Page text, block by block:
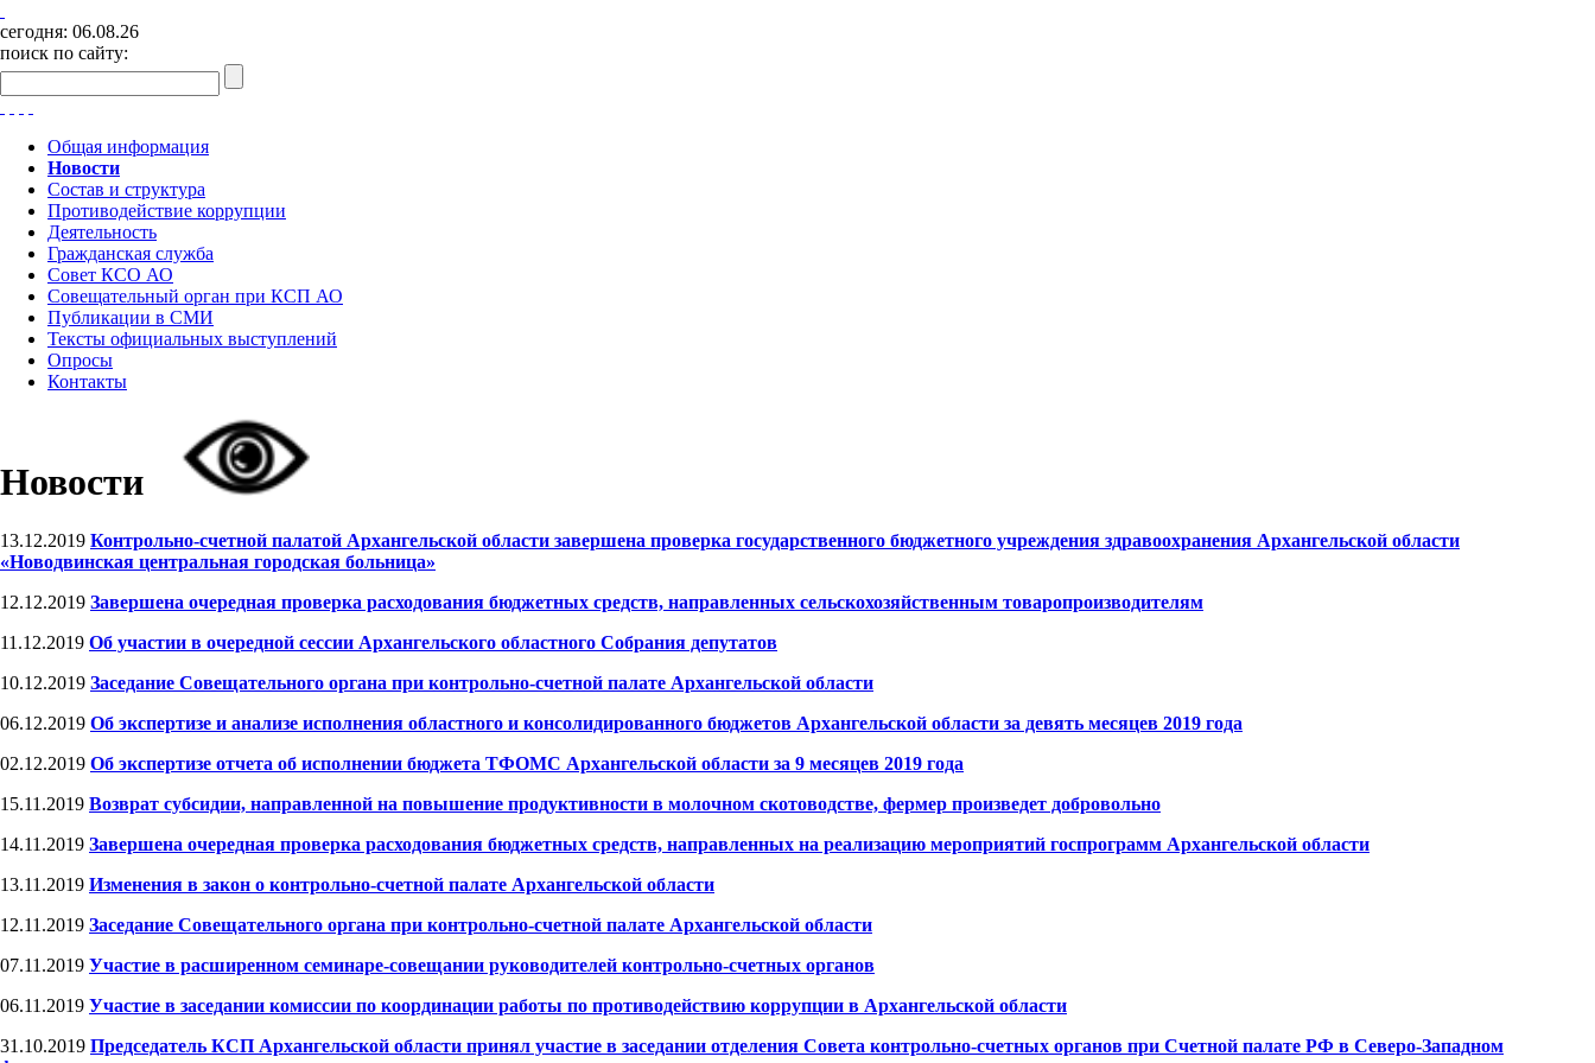
сегодня: 06.08.26
поиск по сайту:
Общая информация
Новости
Состав и структура
Противодействие коррупции
Деятельность
Гражданская служба
Совет КСО АО
Совещательный орган при КСП АО
Публикации в СМИ
Тексты официальных выступлений
Опросы
Контакты
Новости
13.12.2019 Контрольно-счетной палатой Архангельской области завершена проверка государственного бюджетного учреждения здравоохранения Архангельской области
«Новодвинская центральная городская больница»
12.12.2019 Завершена очередная проверка расходования бюджетных средств, направленных сельскохозяйственным товаропроизводителям
11.12.2019 Об участии в очередной сессии Архангельского областного Собрания депутатов
10.12.2019 Заседание Совещательного органа при контрольно-счетной палате Архангельской области
06.12.2019 Об экспертизе и анализе исполнения областного и консолидированного бюджетов Архангельской области за девять месяцев 2019 года
02.12.2019 Об экспертизе отчета об исполнении бюджета ТФОМС Архангельской области за 9 месяцев 2019 года
15.11.2019 Возврат субсидии, направленной на повышение продуктивности в молочном скотоводстве, фермер произведет добровольно
14.11.2019 Завершена очередная проверка расходования бюджетных средств, направленных на реализацию мероприятий госпрограмм Архангельской области
13.11.2019 Изменения в закон о контрольно-счетной палате Архангельской области
12.11.2019 Заседание Совещательного органа при контрольно-счетной палате Архангельской области
07.11.2019 Участие в расширенном семинаре-совещании руководителей контрольно-счетных органов
06.11.2019 Участие в заседании комиссии по координации работы по противодействию коррупции в Архангельской области
31.10.2019 Председатель КСП Архангельской области принял участие в заседании отделения Совета контрольно-счетных органов при Счетной палате РФ в Северо-Западном